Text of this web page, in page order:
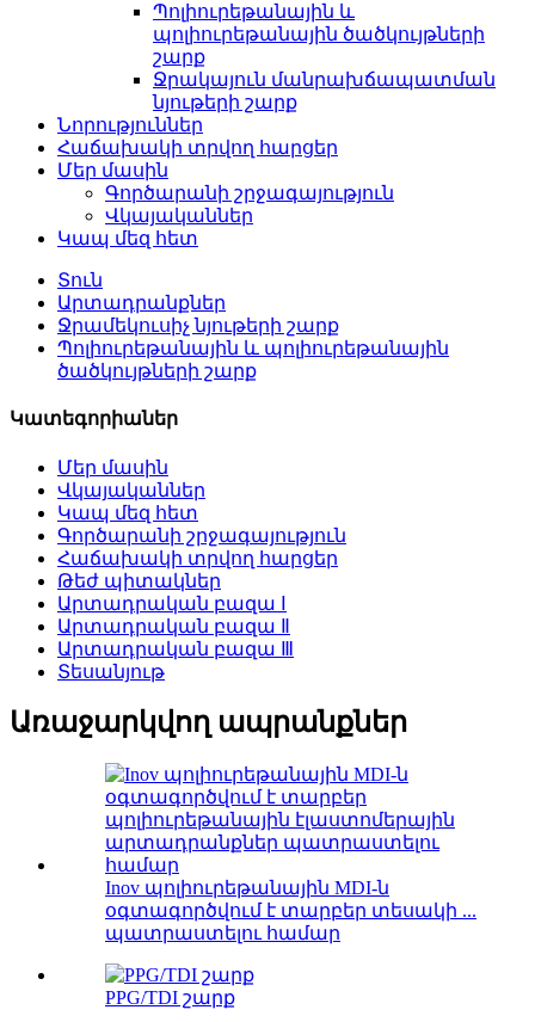
Պոլիուրեթանային և
պոլիուրեթանային ծածկույթների
շարք
Ջրակայուն մանրախճապատման
նյութերի շարք
Նորություններ
Հաճախակի տրվող հարցեր
Մեր մասին
Գործարանի շրջագայություն
Վկայականներ
Կապ մեզ հետ
Տուն
Արտադրանքներ
Ջրամեկուսիչ նյութերի շարք
Պոլիուրեթանային և պոլիուրեթանային
ծածկույթների շարք
Կատեգորիաներ
Մեր մասին
Վկայականներ
Կապ մեզ հետ
Գործարանի շրջագայություն
Հաճախակի տրվող հարցեր
Թեժ պիտակներ
Արտադրական բազա Ⅰ
Արտադրական բազա Ⅱ
Արտադրական բազա Ⅲ
Տեսանյութ
Առաջարկվող ապրանքներ
Inov պոլիուրեթանային MDI-ն
օգտագործվում է տարբեր տեսակի ...
պատրաստելու համար
PPG/TDI շարք